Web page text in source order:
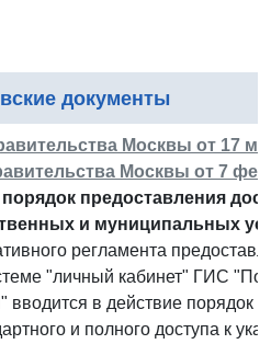
документы
Москвы от 17
Москвы от 7
предоставления
и муниципальных
регламента
"личный кабинет" ГИС
вводится в действие порядок
и полного доступа к